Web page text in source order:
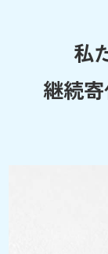
私
継続